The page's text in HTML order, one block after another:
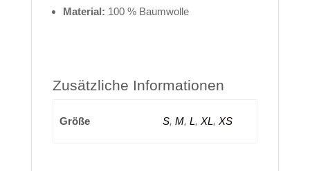
Material: 100 % Baumwolle
Zusätzliche Informationen
Größe S, M, L, XL, XS